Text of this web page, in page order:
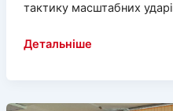
тактику масштабних
Пекельний
російських
Детальніше